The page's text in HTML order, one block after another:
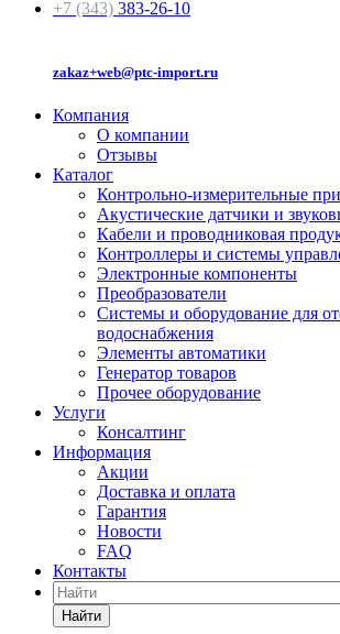
+7 (343) 383-26-10
zakaz+web@ptc-import.ru
Компания
О компании
Отзывы
Каталог
Контрольно-измерительные
Акустические датчики и
Кабели и проводниковая
Контроллеры и системы
Электронные компоненты
Преобразователи
Системы и оборудование для
водоснабжения
Элементы автоматики
Генератор товаров
Прочее оборудование
Услуги
Консалтинг
Информация
Акции
Доставка и оплата
Гарантия
Новости
FAQ
Контакты
Найти